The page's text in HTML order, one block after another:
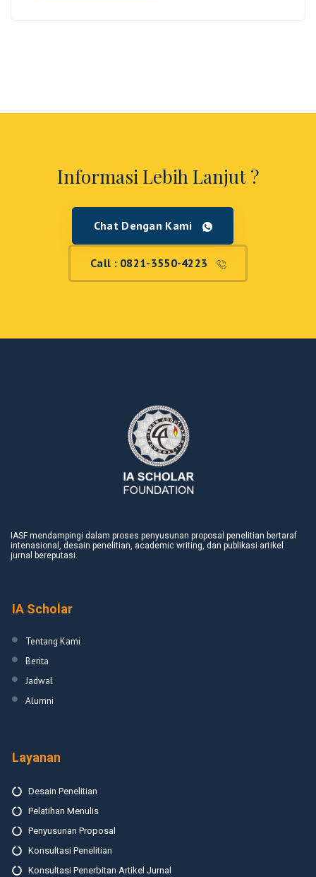
Informasi Lebih Lanjut ?
Chat Dengan Kami
Call : 0821-3550-4223
IASF mendampingi dalam proses penyusunan proposal penelitian bertaraf
intenasional, desain penelitian, academic writing, dan publikasi artikel
jurnal bereputasi.
IA Scholar
Tentang Kami
Berita
Jadwal
Alumni
Layanan
Desain Penelitian
Pelatihan Menulis
Penyusunan Proposal
Konsultasi Penelitian
Konsultasi Penerbitan Artikel Jurnal